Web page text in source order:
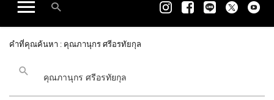
คำที่คุณค้นหา : คุณภานุกร ศรีอรทัยกุล